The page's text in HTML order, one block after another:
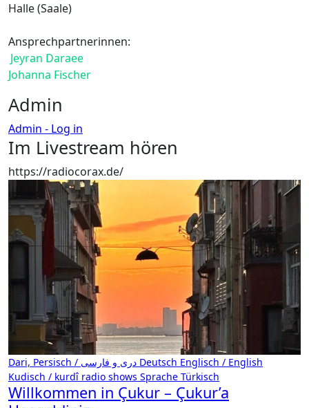
Halle (Saale)
Ansprechpartnerinnen:
Jeyran Daraee
Johanna Fischer
Admin
Admin - Log in
Im Livestream hören
https://radiocorax.de/
Deutsch Englisch / English
Kudisch / kurdî radio shows Sprache Türkisch
Willkommen in Çukur – Çukur’a